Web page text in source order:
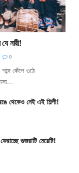
নারী!
0
কেঁপে ওঠে
থেকেও নেই এই শিল্পী!
গুজরাটি মেয়েটি!